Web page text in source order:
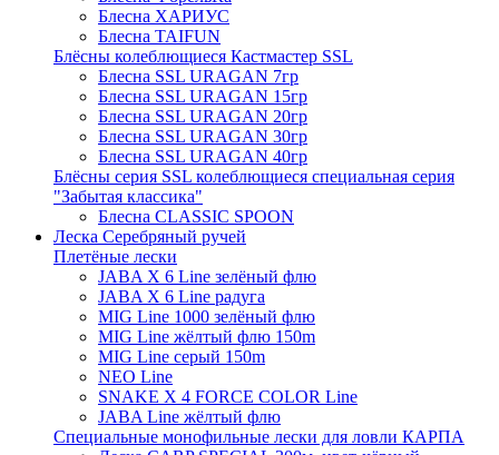
Блесна ХАРИУС
Блесна TAIFUN
Блёсны колеблющиеся Кастмастер SSL
Блесна SSL URAGAN 7гр
Блесна SSL URAGAN 15гр
Блесна SSL URAGAN 20гр
Блесна SSL URAGAN 30гр
Блесна SSL URAGAN 40гр
Блёсны серия SSL колеблющиеся специальная серия
"Забытая классика"
Блесна CLASSIC SPOON
Леска Серебряный ручей
Плетёные лески
JABA X 6 Line зелёный флю
JABA X 6 Line радуга
MIG Line 1000 зелёный флю
MIG Line жёлтый флю 150m
MIG Line серый 150m
NEO Line
SNAKE X 4 FORCE COLOR Line
JABA Line жёлтый флю
Специальные монофильные лески для ловли КАРПА